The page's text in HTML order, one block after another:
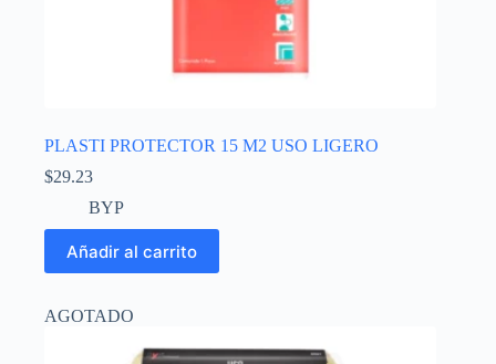
PLASTI PROTECTOR 15 M2 USO LIGERO
$29.23
BYP
Añadir al carrito
AGOTADO